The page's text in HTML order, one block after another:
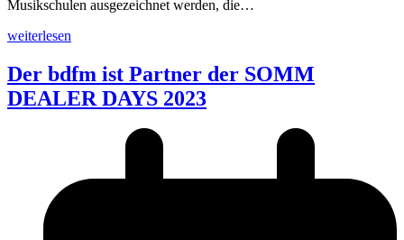
Musikschulen ausgezeichnet werden, die…
weiterlesen
Der bdfm ist Partner der SOMM
DEALER DAYS 2023